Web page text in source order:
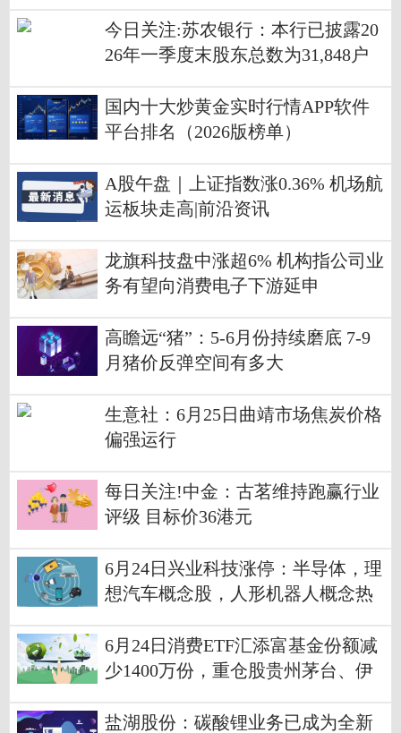
今日关注:苏农银行：本行已披露20
26年一季度末股东总数为31,848户
国内十大炒黄金实时行情APP软件
平台排名（2026版榜单）
A股午盘｜上证指数涨0.36% 机场航
运板块走高|前沿资讯
龙旗科技盘中涨超6% 机构指公司业
务有望向消费电子下游延申
高瞻远“猪”：5-6月份持续磨底 7-9
月猪价反弹空间有多大
生意社：6月25日曲靖市场焦炭价格
偏强运行
每日关注!中金：古茗维持跑赢行业
评级 目标价36港元
6月24日兴业科技涨停：半导体，理
想汽车概念股，人形机器人概念热
6月24日消费ETF汇添富基金份额减
少1400万份，重仓股贵州茅台、伊
盐湖股份：碳酸锂业务已成为全新